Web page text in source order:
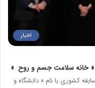
اخبار
« خانه سلامت جسم و روح »
کشوری با نام « دانشگاه و